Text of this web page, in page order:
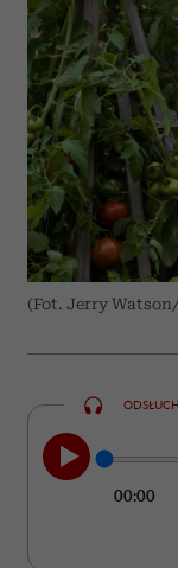
(Fot. Jerry
00:00